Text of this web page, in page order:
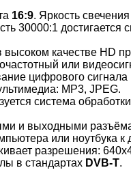
16:9. Яркость
30000:1 достигается
высоком качестве HD
или
цифрового сигнала
MP3, JPEG.
система
и выходными
или ноутбука к
разрешения:
в стандартах DVB-T.